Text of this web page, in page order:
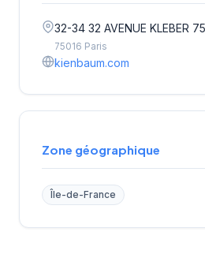
32-34 32 AVENUE KLEBER
75016 Paris
kienbaum.com
Zone géographique
Île-de-France